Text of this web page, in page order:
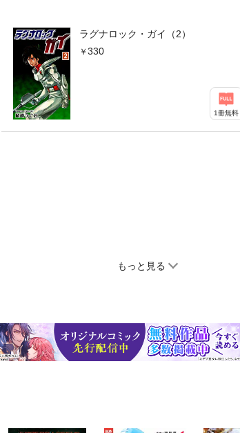
ラグナロック・ガイ（2）
330
1冊無料
もっと見る